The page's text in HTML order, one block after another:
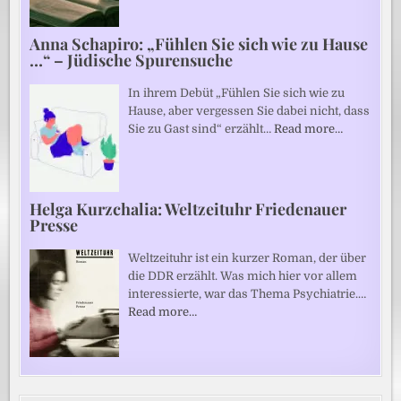
Anna Schapiro: „Fühlen Sie sich wie zu Hause
…“ – Jüdische Spurensuche
In ihrem Debüt „Fühlen Sie sich wie zu
Hause, aber vergessen Sie dabei nicht, dass
Sie zu Gast sind“ erzählt…Read more…
Helga Kurzchalia: Weltzeituhr Friedenauer
Presse
Weltzeituhr ist ein kurzer Roman, der über
die DDR erzählt. Was mich hier vor allem
interessierte, war das Thema Psychiatrie.…
Read more…